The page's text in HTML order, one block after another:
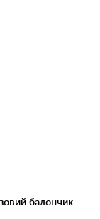
балончик